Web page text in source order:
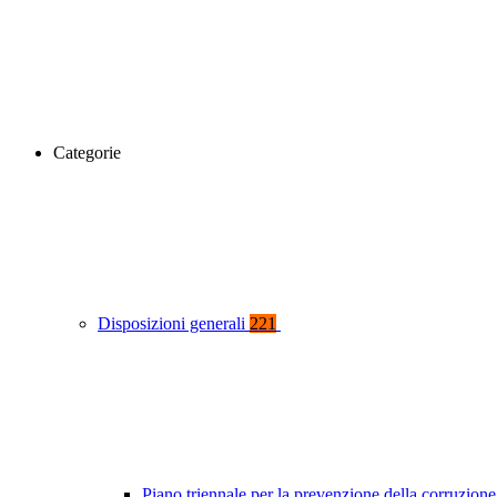
Categorie
Disposizioni generali 221